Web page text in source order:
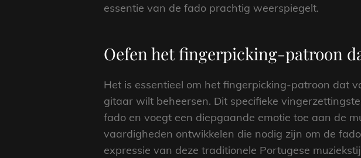
essentie van de fado prachtig weerspiegelt.
Oefen het fingerpicking-patroon
Het is essentieel om het fingerpicking-patroon dat
gitaar wilt beheersen. Dit specifieke
fado en voegt een diepgaande emotie toe aan de
vaardigheden ontwikkelen die nodig zijn om de
expressie van deze traditionele Portugese